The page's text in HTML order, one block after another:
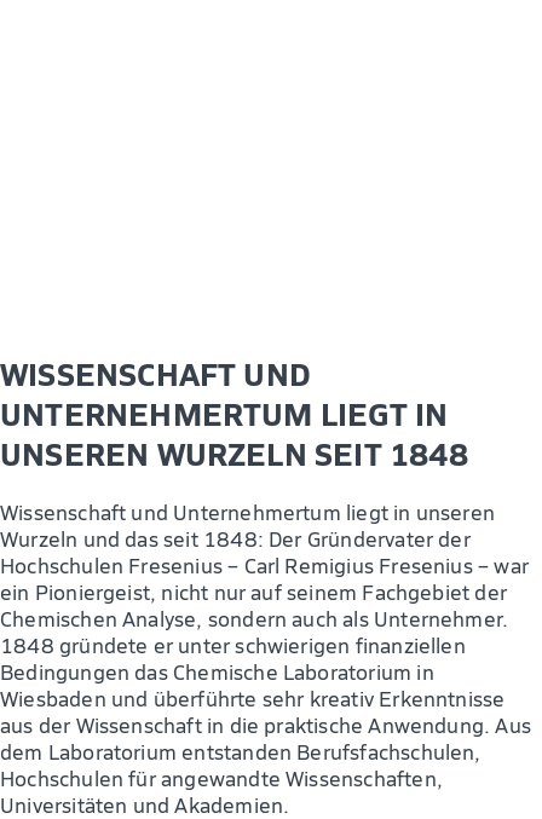
WISSENSCHAFT UND
UNTERNEHMERTUM LIEGT IN
UNSEREN WURZELN SEIT 1848
Wissenschaft und Unternehmertum liegt in unseren
Wurzeln und das seit 1848: Der Gründervater der
Hochschulen Fresenius – Carl Remigius Fresenius – war
ein Pioniergeist, nicht nur auf seinem Fachgebiet der
Chemischen Analyse, sondern auch als Unternehmer.
1848 gründete er unter schwierigen finanziellen
Bedingungen das Chemische Laboratorium in
Wiesbaden und überführte sehr kreativ Erkenntnisse
aus der Wissenschaft in die praktische Anwendung. Aus
dem Laboratorium entstanden Berufsfachschulen,
Hochschulen für angewandte Wissenschaften,
Universitäten und Akademien.